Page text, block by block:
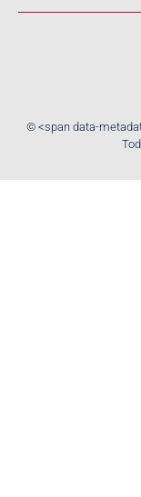
© <span data-